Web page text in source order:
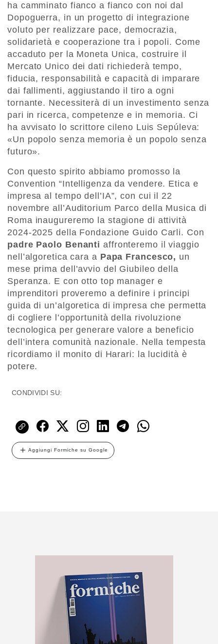
ha camminato fianco a fianco con noi dal
Dopoguerra, in un progetto di integrazione
voluto per realizzare pace, democrazia,
solidarietà e cooperazione tra i popoli. Come
accaduto per la Moneta Unica, costruire il
Mercato Unico dei dati richiederà tempo,
fiducia, responsabilità e capacità di imparare
dai fallimenti, aggiustando il tiro a ogni
tornante. Necessiterà di un investimento senza
pari in ricerca, competenze e in memoria. Ci
ha avvisato lo scrittore cileno Luis Sepúleva:
«Un popolo senza memoria è un popolo senza
futuro».
Con questo spirito abbiamo promosso la
Convention “Intelligenza da vendere. Etica e
impresa al tempo dell’IA”, con cui il 22
novembre all’Auditorium Parco della Musica di
Roma inaugureremo la stagione di attività
2024-2025 della Fondazione Guido Carli. Con
padre Paolo Benanti affronteremo il viaggio
nell’algoretica cara a Papa Francesco, un
mese prima dell’avvio del Giubileo della
Speranza. E con otto top manager e
imprenditori proveremo a definire i principi
guida di un’algoretica di impresa che permetta
di cogliere l’opportunità della rivoluzione
tecnologica per generare valore a beneficio
dell’intera comunità nazionale. Nella tempesta
ricordiamo il monito di Harari: la lucidità è
potere.
CONDIVIDI SU:
Aggiungi Formiche su Google